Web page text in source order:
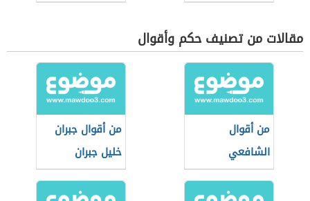
مقالات من تصنيف حكم وأقوال
من أقوال
الشافعي
من أقوال جبران
خليل جبران